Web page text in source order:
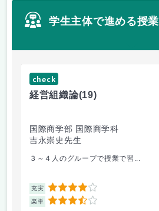
学生主体で進める授業
check
経営組織論(19)
国際商学部 国際商学科
吉永崇史先生
３～４人のグループで授業で習...
充実 4
楽単 3.5